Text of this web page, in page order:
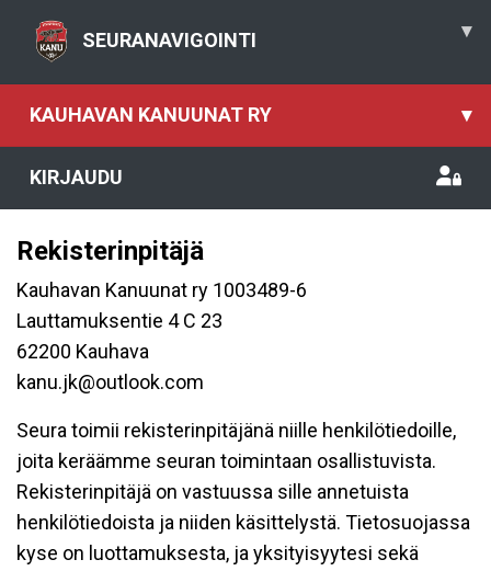
SEURANAVIGOINTI ▾
KAUHAVAN KANUUNAT RY ▾
KIRJAUDU
Rekisterinpitäjä
Kauhavan Kanuunat ry 1003489-6
Lauttamuksentie 4 C 23
62200 Kauhava
kanu.jk@outlook.com
Seura toimii rekisterinpitäjänä niille henkilötiedoille,
joita keräämme seuran toimintaan osallistuvista.
Rekisterinpitäjä on vastuussa sille annetuista
henkilötiedoista ja niiden käsittelystä. Tietosuojassa
kyse on luottamuksesta, ja yksityisyytesi sekä